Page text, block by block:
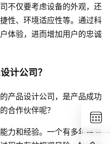
不仅要考虑设备的外观，还
性、环境适应性等。通过科
体验，进而增加用户的忠诚
计公司？
产品设计公司，是产品成功
合作伙伴呢？
力和经验。一个有多年经验